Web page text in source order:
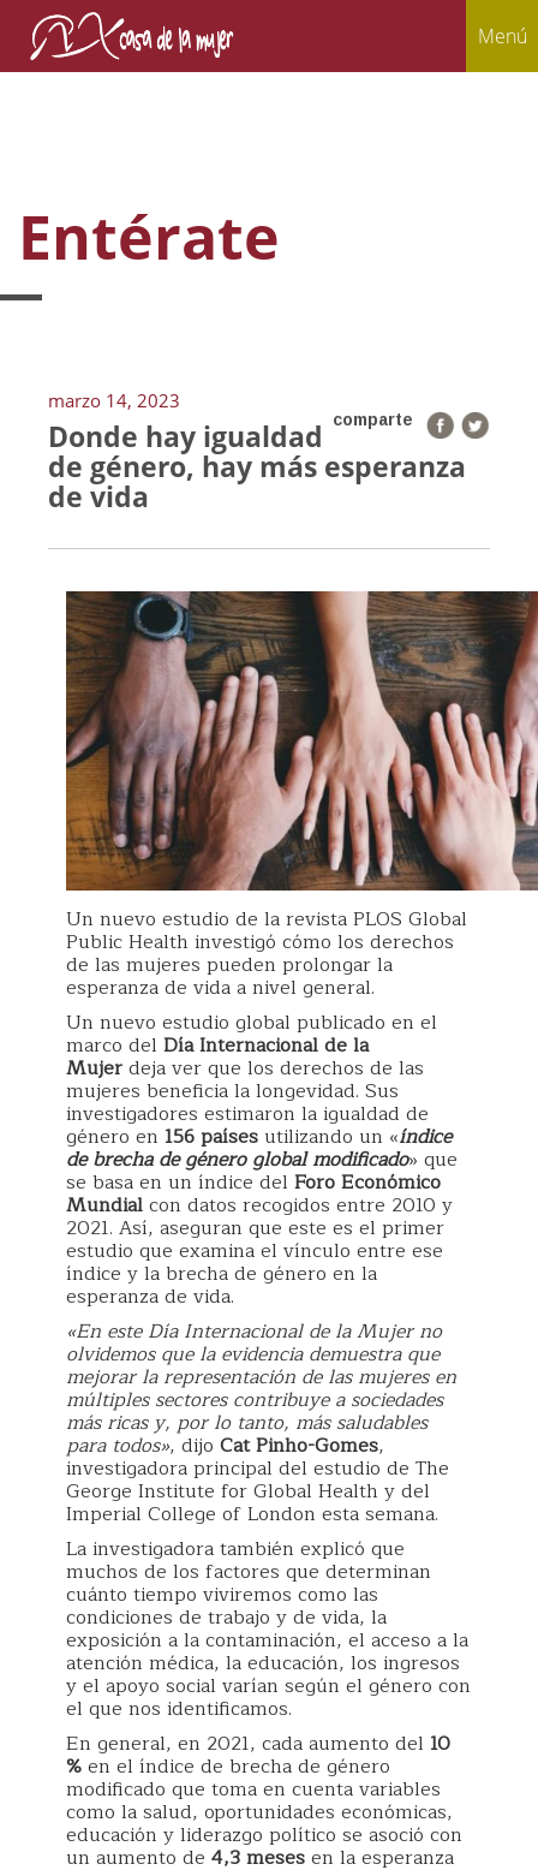
Menú
Entérate
marzo 14, 2023
comparte
Donde hay igualdad
de género, hay más esperanza
de vida
Un nuevo estudio de la revista PLOS Global
Public Health investigó cómo los derechos
de las mujeres pueden prolongar la
esperanza de vida a nivel general.
Un nuevo estudio global publicado en el
marco del Día Internacional de la
Mujerdeja ver que los derechos de las
mujeres beneficia la longevidad. Sus
investigadores estimaron la igualdad de
género en 156 paísesutilizando un «índice
de brecha de género global modificado» que
se basa en un índice del Foro Económico
Mundialcon datos recogidos entre 2010 y
2021. Así, aseguran que este es el primer
estudio que examina el vínculo entre ese
índice y la brecha de género en la
esperanza de vida.
«En este Día Internacional de la Mujer no
olvidemos que la evidencia demuestra que
mejorar la representación de las mujeres en
múltiples sectores contribuye a sociedades
más ricas y, por lo tanto, más saludables
para todos», dijo Cat Pinho-Gomes,
investigadora principal del estudio de The
George Institute for Global Health y del
Imperial College of London esta semana.
La investigadora también explicó que
muchos de los factores que determinan
cuánto tiempo viviremos como las
condiciones de trabajo y de vida, la
exposición a la contaminación, el acceso a la
atención médica, la educación, los ingresos
y el apoyo social varían según el género con
el que nos identificamos.
En general, en 2021, cada aumento del 10
%en el índice de brecha de género
modificado que toma en cuenta variables
como la salud, oportunidades económicas,
educación y liderazgo político se asoció con
un aumento de 4,3 mesesen la esperanza